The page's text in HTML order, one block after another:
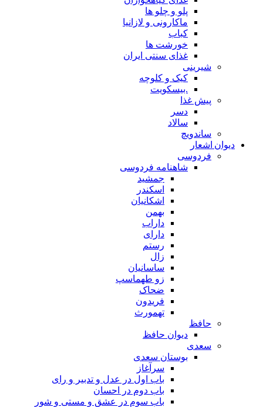
پلو و چلو ها
ماکارونی و لازانیا
کباب
خورشت ها
غذای سنتی ایران
شیرینی
کیک و کلوچه
.بیسکویت
پیش غذا
دسر
سالاد
ساندویچ
دیوان اشعار
فردوسی
شاهنامه فردوسی
جمشید
اسکندر
اشکانیان
بهمن
داراب
دارای
رستم
زال
ساسانیان
زو طهماسپ‏
ضحاک
فریدون
تهمورث
حافظ
دیوان حافظ
سعدی
بوستان سعدی
سرآغاز
باب اول در عدل و تدبیر و رای
باب دوم در احسان
باب سوم در عشق و مستی و شور